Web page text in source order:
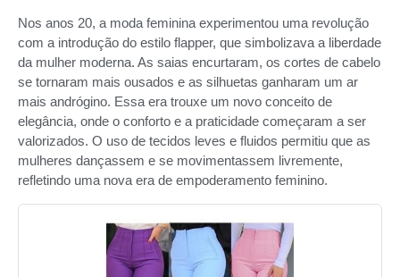
Nos anos 20, a moda feminina experimentou uma revolução
com a introdução do estilo flapper, que simbolizava a liberdade
da mulher moderna. As saias encurtaram, os cortes de cabelo
se tornaram mais ousados e as silhuetas ganharam um ar
mais andrógino. Essa era trouxe um novo conceito de
elegância, onde o conforto e a praticidade começaram a ser
valorizados. O uso de tecidos leves e fluidos permitiu que as
mulheres dançassem e se movimentassem livremente,
refletindo uma nova era de empoderamento feminino.